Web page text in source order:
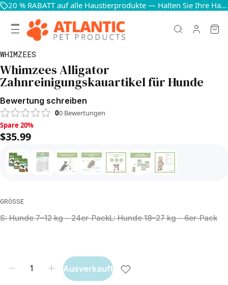
20 % RABATT auf alle Haustierprodukte — Halten Sie Ihre Haustiere glücklich und gesund
WHIMZEES
Whimzees Alligator
Zahnreinigungskauartikel für Hunde
Bewertung schreiben
00 Bewertungen
Spare 20%, $35.99
Spare 20%
$35.99
GRÖSSE
S: Hunde 7–12 kg – 24er-PackL: Hunde 18–27 kg – 6er-Pack
Ausverkauft